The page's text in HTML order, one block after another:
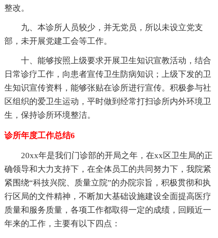
整改。
九、本诊所人员较少，并无党员，所以未设立党支
部，未开展党建工会等工作。
十、能够按照上级要求开展卫生知识宣教活动，结合
日常诊疗工作，向患者宣传卫生防病知识；上级下发的卫
生知识宣传资料，能够张贴在诊所进行宣传。积极参与社
区组织的爱卫生运动，平时做到经常打扫诊所内外环境卫
生，保持诊所环境整洁。
诊所年度工作总结6
20xx年是我们门诊部的开局之年，在xx区卫生局的正
确领导和大力支持下，在全体员工的共同努力下，我院紧
紧围绕“科技兴院、质量立院”的办院宗旨，积极贯彻和执
行区局的文件精神，不断加大基础设施建设全面提高医疗
质量和服务质量，各项工作都取得一定的成绩，回顾近一
年来的工作，主要有以下四点：